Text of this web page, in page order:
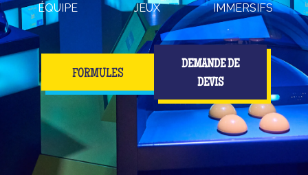
ÉQUIPE
JEUX
IMMERSIFS
FORMULES
DEMANDE DE
DEVIS